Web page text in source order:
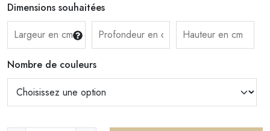
Dimensions souhaitées
Nombre de couleurs